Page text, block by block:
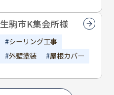
生駒市K集会所様
シーリング工事
外壁塗装
屋根カバー